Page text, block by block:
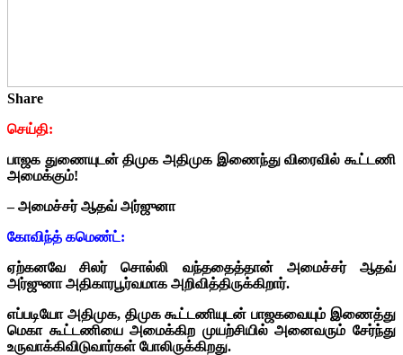
Share
செய்தி:
பாஜக துணையுடன் திமுக அதிமுக இணைந்து விரைவில் கூட்டணி
அமைக்கும்!
– அமைச்சர் ஆதவ் அர்ஜுனா
கோவிந்த் கமெண்ட்:
ஏற்கனவே சிலர் சொல்லி வந்ததைத்தான் அமைச்சர் ஆதவ்
அர்ஜுனா அதிகாரபூர்வமாக அறிவித்திருக்கிறார்.
எப்படியோ அதிமுக, திமுக கூட்டணியுடன் பாஜகவையும் இணைத்து
மெகா கூட்டணியை அமைக்கிற முயற்சியில் அனைவரும் சேர்ந்து
உருவாக்கிவிடுவார்கள் போலிருக்கிறது.